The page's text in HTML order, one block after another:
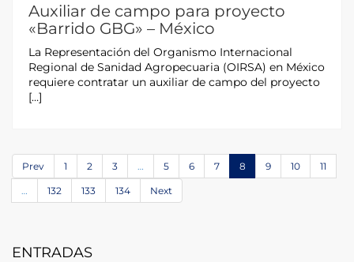
Auxiliar de campo para proyecto
«Barrido GBG» – México
La Representación del Organismo Internacional
Regional de Sanidad Agropecuaria (OIRSA) en México
requiere contratar un auxiliar de campo del proyecto
[…]
Prev 1 2 3 … 5 6 7 8 9 10 11
… 132 133 134 Next
ENTRADAS